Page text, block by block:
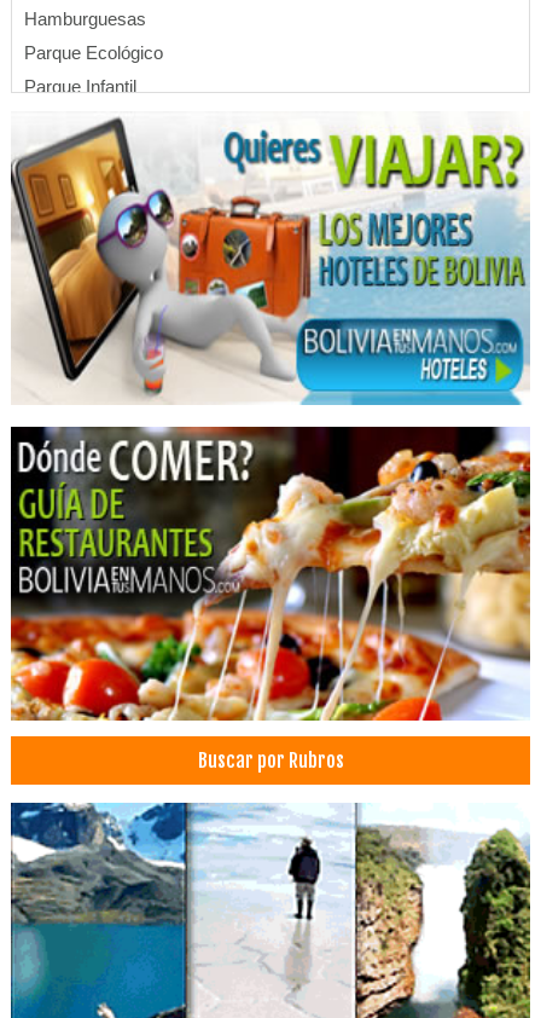
Hamburguesas
Parque Ecológico
Parque Infantil
Ecología
Parques
Piscinas
Restaurantes
Turismo Ecológico
Centro Turístico
Piletas
Hotelería
Hotels
Comida Rápida
Gastronomía
Mariscos
Pizzerías
Restaurantes: Comida Criolla
Restaurantes: Comida Internacional
Restaurantes: Comida Italiana
Restaurantes: Vegetarianos
Eventos
Pastas
Vinos
Café
Cafés
Servicios Empresariales
Buscar por Rubros